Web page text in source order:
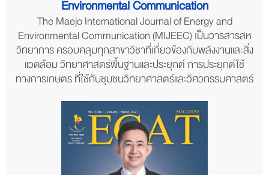
Environmental Communication
The Maejo International Journal of Energy and
Environmental Communication (MIJEEC) เป็นวารสารสห
วิทยาการ ครอบคลุมทุกสาขาวิชาที่เกี่ยวข้องกับพลังงานและสิ่ง
แวดล้อม วิทยาศาสตร์พื้นฐานและประยุกต์ การประยุกต์ใช้
ทางการเกษตร ที่ใช้กับชุมชนวิทยาศาสตร์และวิศวกรรมศาสตร์